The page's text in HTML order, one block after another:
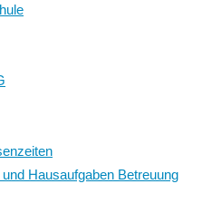
Hausaufgaben Betreuung